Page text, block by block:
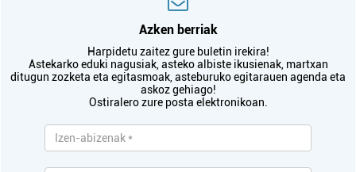
Azken berriak
Harpidetu zaitez gure buletin irekira!
Astekarko eduki nagusiak, asteko albiste ikusienak, martxan
ditugun zozketa eta egitasmoak, asteburuko egitarauen agenda eta
askoz gehiago!
Ostiralero zure posta elektronikoan.